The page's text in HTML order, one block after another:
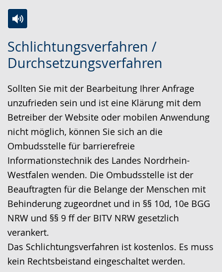
Schlichtungsverfahren /
Durchsetzungsverfahren
Sollten Sie mit der Bearbeitung Ihrer Anfrage
unzufrieden sein und ist eine Klärung mit dem
Betreiber der Website oder mobilen Anwendung
nicht möglich, können Sie sich an die
Ombudsstelle für barrierefreie
Informationstechnik des Landes Nordrhein-
Westfalen wenden. Die Ombudsstelle ist der
Beauftragten für die Belange der Menschen mit
Behinderung zugeordnet und in §§ 10d, 10e BGG
NRW und §§ 9 ff der BITV NRW gesetzlich
verankert.
Das Schlichtungsverfahren ist kostenlos. Es muss
kein Rechtsbeistand eingeschaltet werden.
u
r
e
i
c
h
t
e
n
S
p
r
a
c
h
k
v
i
e
r
e
A
u
d
i
o
-
U
n
i
n
i
d
e
o
i
n
D
e
u
t
s
c
h